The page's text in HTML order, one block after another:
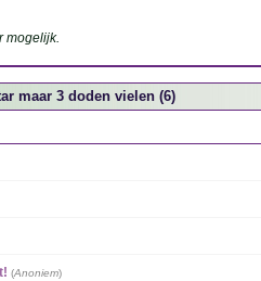
mogelijk.
maar 3 doden vielen (6)
(Anoniem)